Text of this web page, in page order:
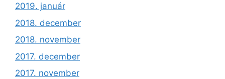
2019. január
2018. december
2018. november
2017. december
2017. november